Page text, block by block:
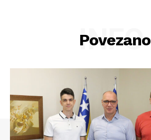
Povezano
INFO